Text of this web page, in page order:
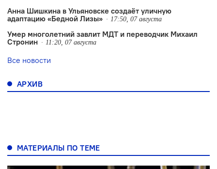
Анна Шишкина в Ульяновске создаëт уличную
адаптацию «Бедной Лизы»
17:50, 07 августа
Умер многолетний завлит МДТ и переводчик Михаил
Стронин
11:20, 07 августа
Все новости
АРХИВ
МАТЕРИАЛЫ ПО ТЕМЕ